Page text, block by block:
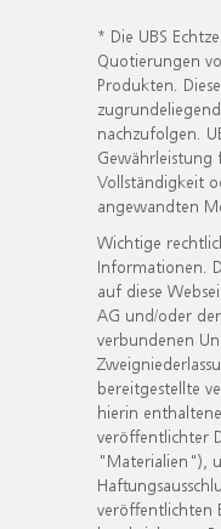
* Die UBS
Quotierungen
Produkten.
nachzufolgen.
Gewährleistung
Vollständigkeit
angewandten
Wichtige
Informationen.
auf diese
AG und/oder
verbundenen
bereitgestellte
hierin
veröffentlichter
"Materialien"),
veröffentlichten